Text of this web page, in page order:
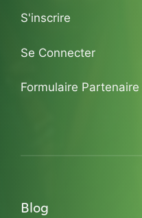
S'inscrire
Se Connecter
Formulaire Partenaire
Blog